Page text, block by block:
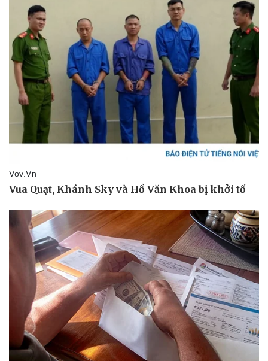
Doanh nghiệp
Thông tin doanh nghiệp
Doanh nghiệp 24h
Doanh nhân
Vì cộng đồng
Công nghệ
Sành điệu
Tin Công nghệ
Trải nghiệm
Chuyển đổi số